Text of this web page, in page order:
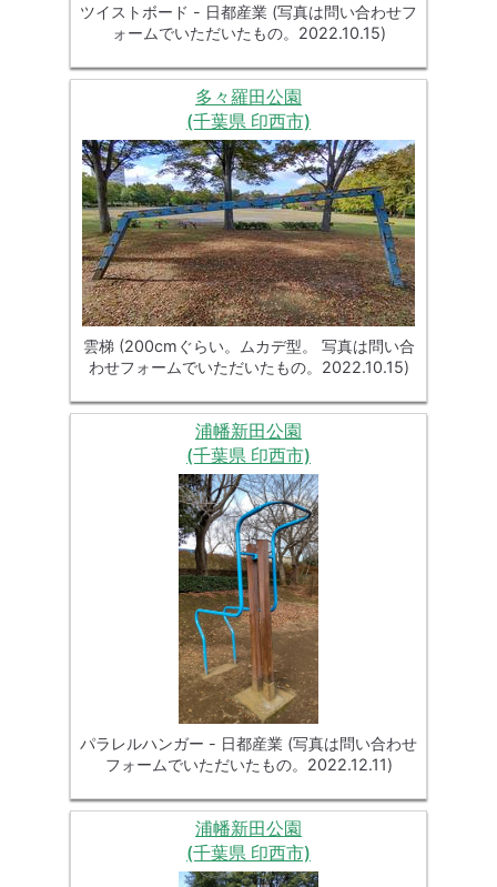
ツイストボード - 日都産業 (写真は問い合わせフ
ォームでいただいたもの。2022.10.15)
多々羅田公園
(千葉県 印西市)
雲梯 (200cmぐらい。ムカデ型。 写真は問い合
わせフォームでいただいたもの。2022.10.15)
浦幡新田公園
(千葉県 印西市)
パラレルハンガー - 日都産業 (写真は問い合わせ
フォームでいただいたもの。2022.12.11)
浦幡新田公園
(千葉県 印西市)